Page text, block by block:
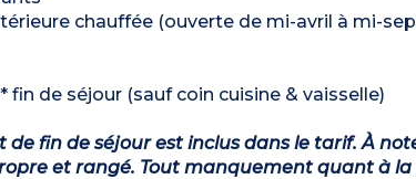
chauffée (ouverte de mi-avril à mi-
de séjour (sauf coin cuisine & vaisselle)
de fin de séjour est inclus dans le tarif. À
et rangé. Tout manquement quant à